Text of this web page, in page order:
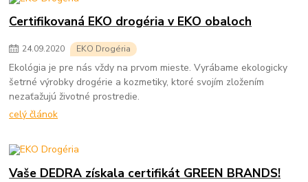
Certifikovaná EKO drogéria v EKO obaloch
24.09.2020 EKO Drogéria
Ekológia je pre nás vždy na prvom mieste. Vyrábame ekologicky
šetrné výrobky drogérie a kozmetiky, ktoré svojím zložením
nezaťažujú životné prostredie.
celý článok
Vaše DEDRA získala certifikát GREEN BRANDS!